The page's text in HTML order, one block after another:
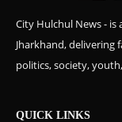
City Hulchul News -
Jharkhand, delivering
politics, society,
QUICK LINKS